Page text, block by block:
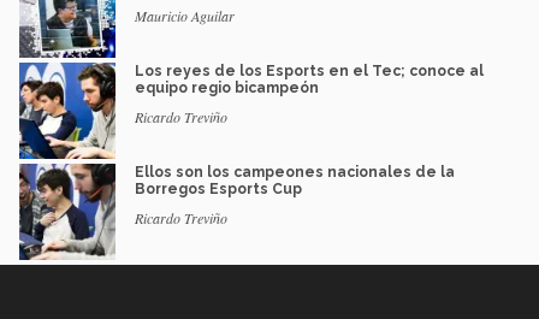
Mauricio Aguilar
Los reyes de los Esports en el Tec; conoce al
equipo regio bicampeón
Ricardo Treviño
Ellos son los campeones nacionales de la
Borregos Esports Cup
Ricardo Treviño